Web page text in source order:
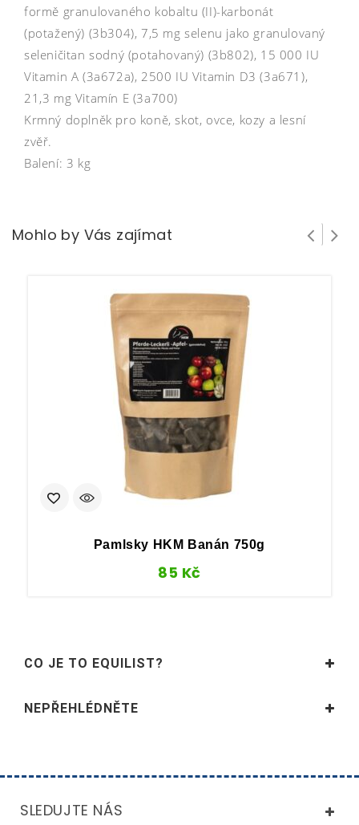
formě granulovaného kobaltu (II)-karbonát
(potažený) (3b304), 7,5 mg selenu jako granulovaný
seleničitan sodný (potahovaný) (3b802), 15 000 IU
Vitamin A (3a672a), 2500 IU Vitamin D3 (3a671),
21,3 mg Vitamín E (3a700)
Krmný doplněk pro koně, skot, ovce, kozy a lesní
zvěř.
Balení: 3 kg
Mohlo by Vás zajímat
Pamlsky HKM Banán 750g
85 Kč
CO JE TO EQUILIST?
NEPŘEHLÉDNĚTE
SLEDUJTE NÁS